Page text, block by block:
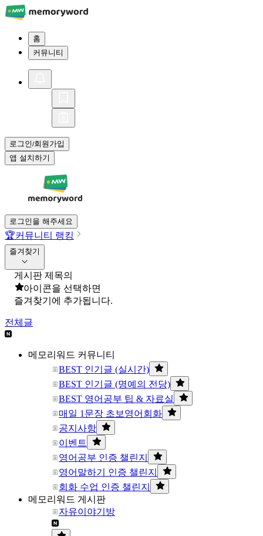
홈
커뮤니티
로그인/회원가입
앱 설치하기
로그인을 해주세요
🏆커뮤니티 랭킹
즐겨찾기
게시판 제목의
아이콘을 선택하면
즐겨찾기에 추가됩니다.
전체글
메모리워드 커뮤니티
BEST 인기글 (실시간)
BEST 인기글 (명예의 전당)
BEST 영어공부 팁 & 자료실
매일 1문장 초보영어회화
공지사항
이벤트
영어공부 인증 챌린지
영어말하기 인증 챌린지
회화 수업 인증 챌린지
메모리워드 게시판
자유이야기방